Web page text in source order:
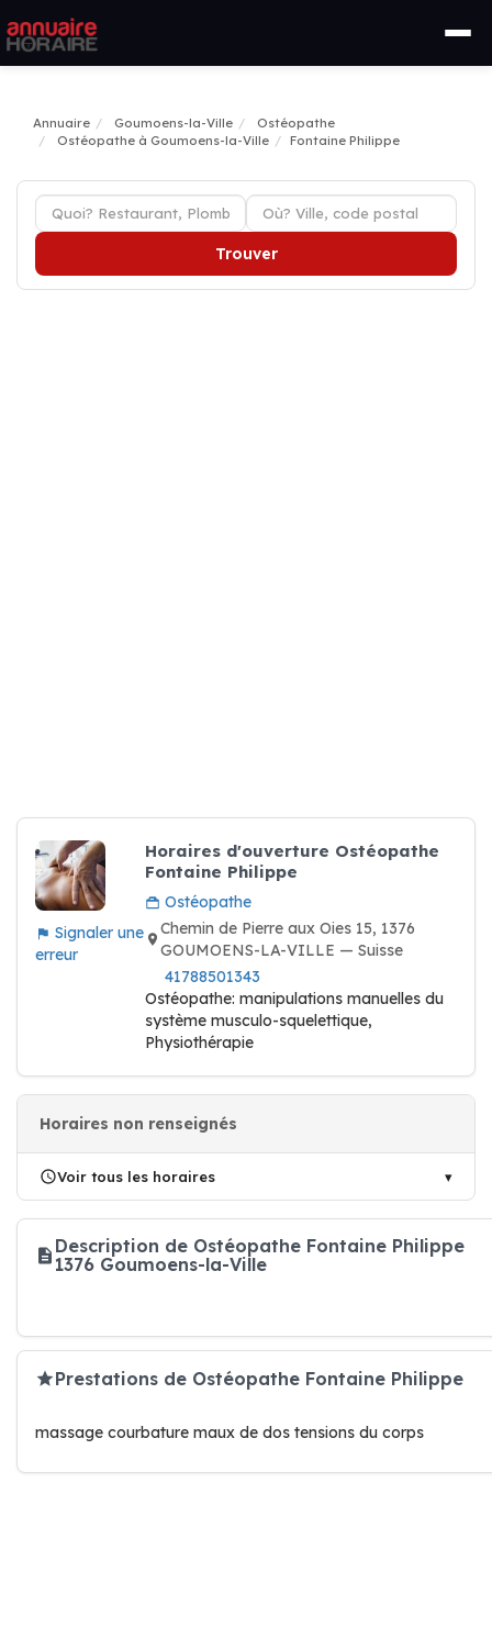
Annuaire Goumoens-la-Ville
Ostéopathe
Ostéopathe à Goumoens-la-Ville
Fontaine Philippe
Trouver
Signaler une
erreur
Horaires d'ouverture Ostéopathe
Fontaine Philippe
Ostéopathe
Chemin de Pierre aux Oies 15, 1376
GOUMOENS-LA-VILLE — Suisse
41788501343
Ostéopathe: manipulations manuelles du
système musculo-squelettique,
Physiothérapie
Horaires non renseignés
Voir tous les horaires
Description de Ostéopathe Fontaine Philippe
1376 Goumoens-la-Ville
Prestations de Ostéopathe Fontaine Philippe
massage courbature maux de dos tensions du corps